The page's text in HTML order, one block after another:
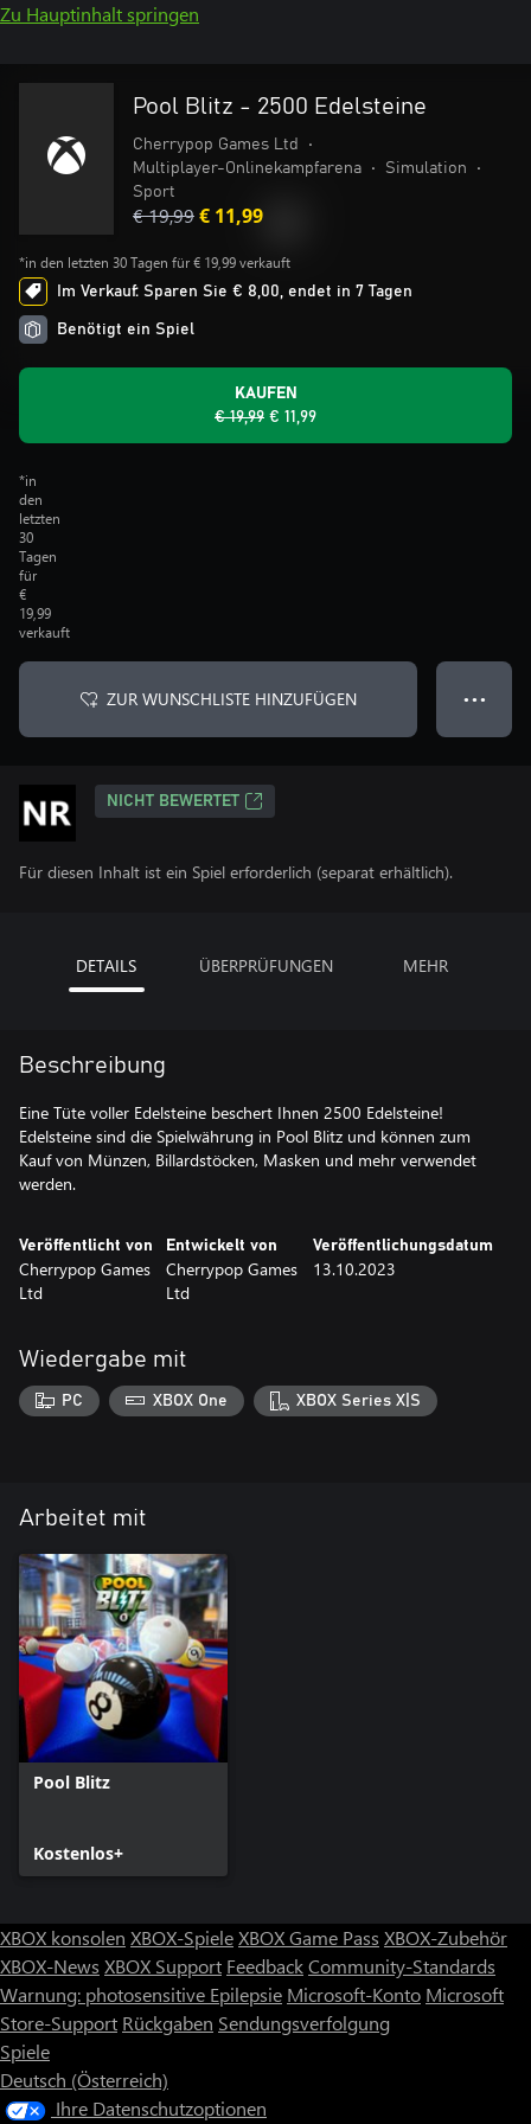
Zu Hauptinhalt springen
Pool Blitz - 2500 Edelsteine
Cherrypop Games Ltd
•
Multiplayer-Onlinekampfarena
• Simulation
•
Sport
€ 19,99€ 11,99
*in den letzten 30 Tagen für € 19,99 verkauft
Im Verkauf: Sparen Sie € 8,00, endet in 7 Tagen
Benötigt ein Spiel
KAUFEN
€ 19,99 € 11,99
*in
den
letzten
30
Tagen
für
€
19,99
verkauft
ZUR WUNSCHLISTE HINZUFÜGEN ● ● ●
NICHT BEWERTET
Für diesen Inhalt ist ein Spiel erforderlich (separat erhältlich).
DETAILS ÜBERPRÜFUNGEN MEHR
Beschreibung
Eine Tüte voller Edelsteine ​​beschert Ihnen 2500 Edelsteine!
Edelsteine ​​sind die Spielwährung in Pool Blitz und können zum
Kauf von Münzen, Billardstöcken, Masken und mehr verwendet
werden.
Veröffentlicht von
Cherrypop Games
Ltd
Entwickelt von
Cherrypop Games
Ltd
Veröffentlichungsdatum
13.10.2023
Wiedergabe mit
PC XBOX One XBOX Series X|S
Arbeitet mit
Pool Blitz
Kostenlos+
XBOX konsolen XBOX-SpieleXBOX Game Pass XBOX-Zubehör
XBOX-News XBOX Support FeedbackCommunity-Standards
Warnung: photosensitive Epilepsie Microsoft-Konto Microsoft
Store-Support Rückgaben Sendungsverfolgung
Spiele
Deutsch (Österreich)
Ihre Datenschutzoptionen